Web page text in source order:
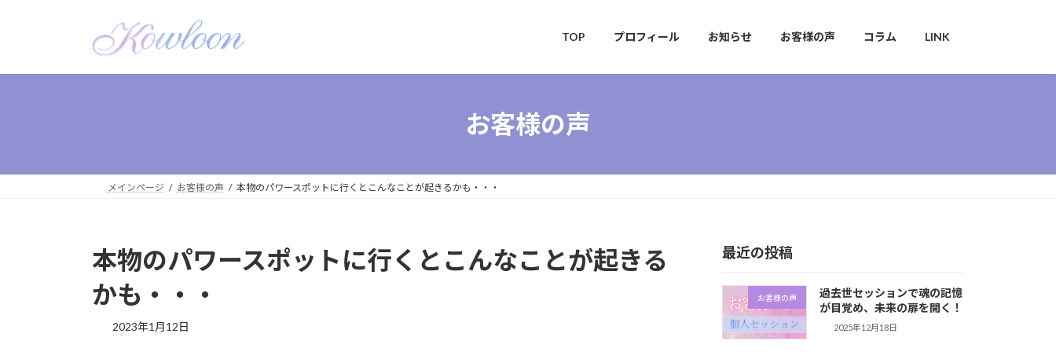
TOP プロフィール お知らせ お客様の声 コラム LINK
お客様の声
メインページ お客様の声 本物のパワースポットに行くとこんなことが起きるかも・・・
本物のパワースポットに行くとこんなことが起きる
かも・・・
2023年1月12日
最近の投稿
お客様の声
過去世セッションで魂の記憶
が目覚め、未来の扉を開く！
2025年12月18日